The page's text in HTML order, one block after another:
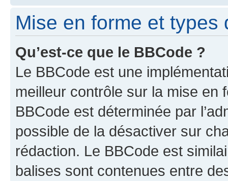
Mise en forme et types
Qu’est-ce que le BBCode ?
Le BBCode est une
meilleur contrôle sur la mise en
BBCode est déterminée par
possible de la désactiver sur
rédaction. Le BBCode est
balises sont contenues entre